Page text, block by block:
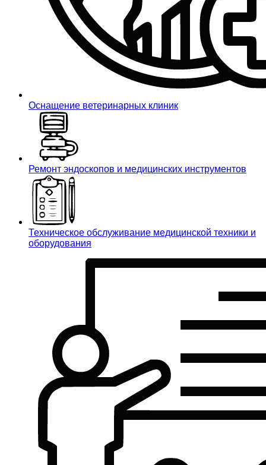
Оснащение ветеринарных клиник
Ремонт эндоскопов и медицинских инструментов
Техническое обслуживание медицинской техники и
оборудования